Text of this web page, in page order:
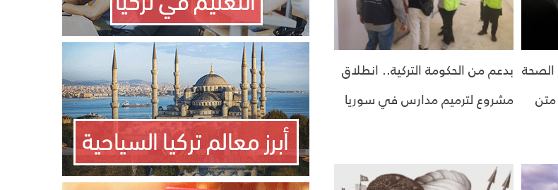
بدعم من الحكومة التركية.. انطلاق
مشروع لترميم مدارس في سوريا